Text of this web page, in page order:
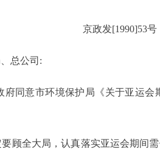
京政发[1990]53号
总公司:
意市环境保护局《关于亚运会
全大局，认真落实亚运会期间